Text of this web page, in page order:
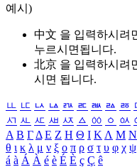
예시)
中文 을 입력하시려
누르시면됩니다.
北京 을 입력하시려
시면 됩니다.
ㅥ ㅦ ㅧ ㅨ ㅩ ㅪ ㅫ ㅬ ㅭ
ㅺ ㅻ ㅼ ㅽ ㅾ ㅿ ㆀ ㆁ ㆂ
Α Β ΓΔ Ε Ζ Η Θ Ι ΚΛ Μ Ν
θ ι κ λ μ ν ξ ο π ρ σ τ υ φ χ ψ
á à Á À é è É È ç Ç ê